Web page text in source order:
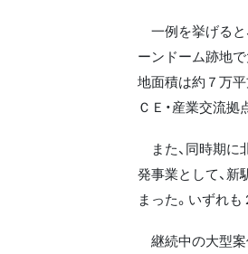
一例を挙げると
ーンドーム跡地
地面積は約７万
ＣＥ・産業交流拠
また、同時期に
発事業として、
まった。いずれ
継続中の大型